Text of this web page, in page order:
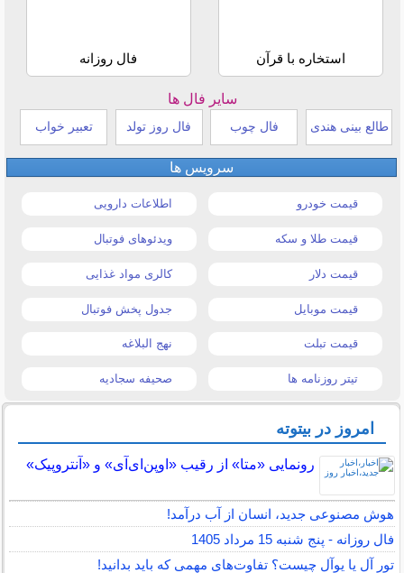
استخاره با قرآن فال روزانه
سایر فال ها
طالع بینی هندی فال چوب فال روز تولد تعبیر خواب
سرویس ها
قیمت خودرو اطلاعات دارویی
قیمت طلا و سکه ویدئوهای فوتبال
قیمت دلار کالری مواد غذایی
قیمت موبایل جدول پخش فوتبال
قیمت تبلت نهج البلاغه
تیتر روزنامه ها صحیفه سجادیه
امروز در بیتوته
رونمایی «متا» از رقیب «اوپن‌ای‌آی» و «آنتروپیک»
هوش مصنوعی جدید، انسان از آب درآمد!
فال روزانه - پنج شنبه 15 مرداد 1405
تور آل یا یوآل چیست؟ تفاوت‌های مهمی که باید بدانید!